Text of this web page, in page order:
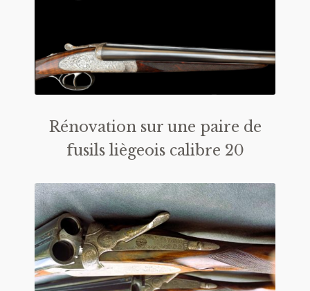
Rénovation sur une paire de
fusils liègeois calibre 20